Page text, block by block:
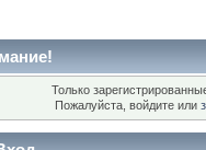
Только
Пожалуйста, войдите или